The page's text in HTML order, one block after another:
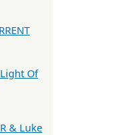
Light Of
& Luke